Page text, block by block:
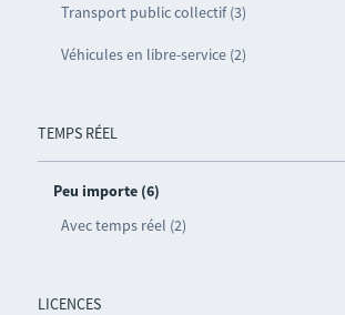
Transport public collectif (3)
Véhicules en libre-service (2)
TEMPS RÉEL
Peu importe (6)
Avec temps réel (2)
LICENCES